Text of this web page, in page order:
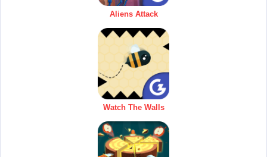
Aliens Attack
Watch The Walls